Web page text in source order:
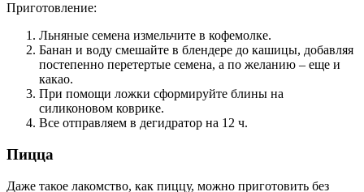
Приготовление:
Льняные семена измельчите в кофемолке.
Банан и воду смешайте в блендере до кашицы, добавляя
постепенно перетертые семена, а по желанию – еще и
какао.
При помощи ложки сформируйте блины на
силиконовом коврике.
Все отправляем в дегидратор на 12 ч.
Пицца
Даже такое лакомство, как пиццу, можно приготовить без